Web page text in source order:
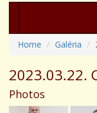
Home
Galéria
2023.03.22.
Photos